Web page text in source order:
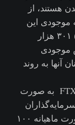
هستند، از
موجودی این
گروه ( که بیش از ۶ ماه سن دارند 🔵) ۳۰۱ هزار
موجودی
آنها به روند
به عبارت دیگر پس از نابودی صرافی FTX به صورت
سرمایه‌گذاران
بلندمدت خارج می‌شد؛ اما اخیرا به صورت ماهیانه ۱۰۰